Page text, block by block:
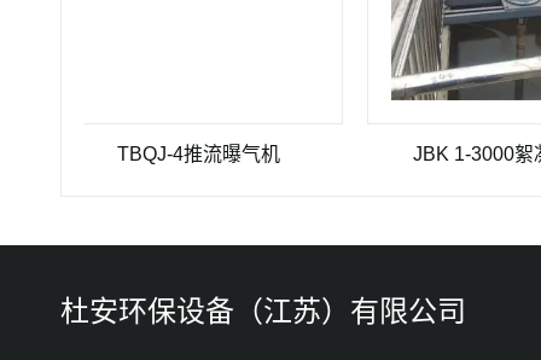
TBQJ-4推流曝气机 JBK 1-3000絮凝搅拌
杜安环保设备（江苏）有限公司